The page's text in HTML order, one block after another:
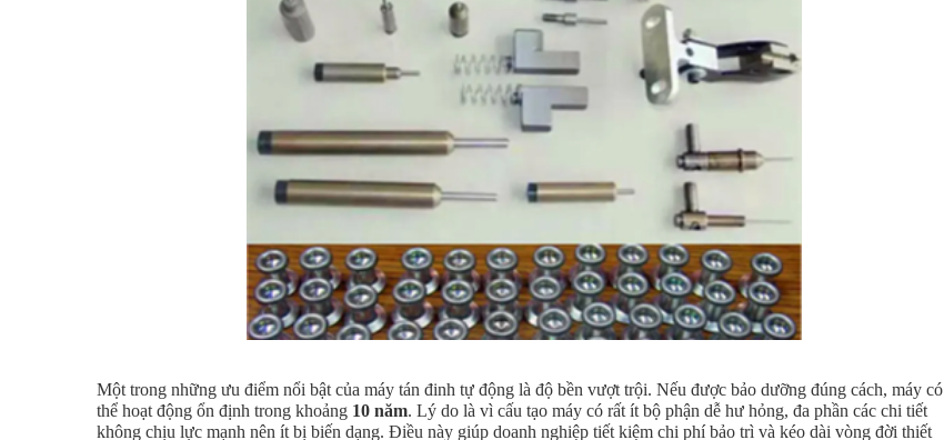
Một trong những ưu điểm nổi bật của máy tán đinh tự động là độ bền vượt trội. Nếu được bảo dưỡng đúng cách, máy có
thể hoạt động ổn định trong khoảng 10 năm. Lý do là vì cấu tạo máy có rất ít bộ phận dễ hư hỏng, đa phần các chi tiết
không chịu lực mạnh nên ít bị biến dạng. Điều này giúp doanh nghiệp tiết kiệm chi phí bảo trì và kéo dài vòng đời thiết